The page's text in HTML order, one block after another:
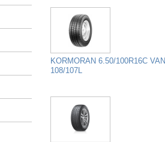
KORMORAN 6.50/100R16C
108/107L